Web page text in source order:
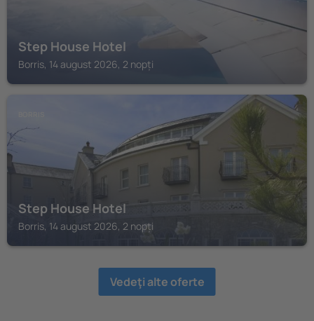
Step House Hotel
Borris, 14 august 2026, 2 nopți
Step House Hotel
Borris, 14 august 2026, 2 nopți
Vedeţi alte oferte